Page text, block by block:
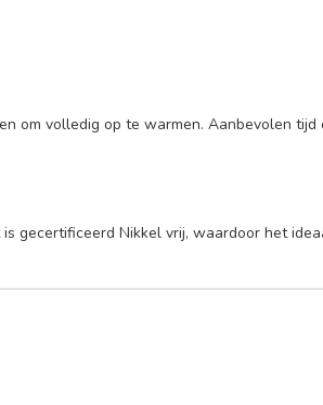
om volledig op te warmen. Aanbevolen tijd
gecertificeerd Nikkel vrij, waardoor het